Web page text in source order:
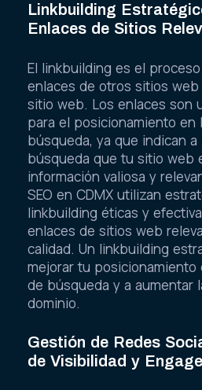
Linkbuilding
Enlaces de Sitios
El linkbuilding es el
enlaces de otros sitios
sitio web. Los enlaces son
para el posicionamiento en
búsqueda, ya que indican
búsqueda que tu sitio web
información valiosa y
SEO en CDMX utilizan
linkbuilding éticas y
enlaces de sitios web
calidad. Un linkbuilding
mejorar tu posicionamiento
de búsqueda y a aumentar
dominio.
Gestión de Redes
de Visibilidad y